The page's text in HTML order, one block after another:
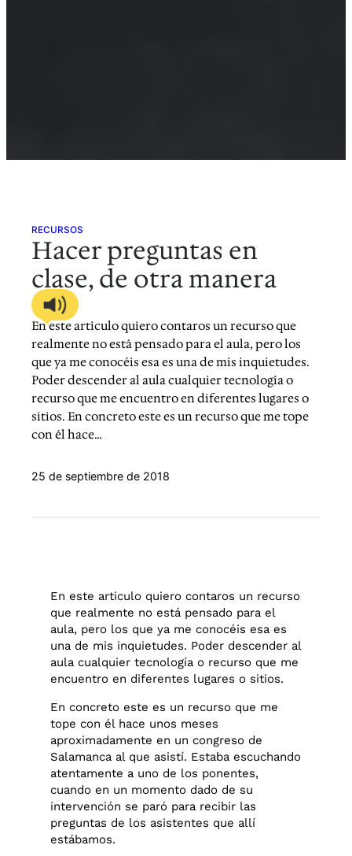
RECURSOS
Hacer preguntas en
clase, de otra manera
En este articulo quiero contaros un recurso que
realmente no está pensado para el aula, pero los
que ya me conocéis esa es una de mis inquietudes.
Poder descender al aula cualquier tecnología o
recurso que me encuentro en diferentes lugares o
sitios. En concreto este es un recurso que me tope
con él hace…
25 de septiembre de 2018
En este articulo quiero contaros un recurso
que realmente no está pensado para el
aula, pero los que ya me conocéis esa es
una de mis inquietudes. Poder descender al
aula cualquier tecnología o recurso que me
encuentro en diferentes lugares o sitios.
En concreto este es un recurso que me
tope con él hace unos meses
aproximadamente en un congreso de
Salamanca al que asistí. Estaba escuchando
atentamente a uno de los ponentes,
cuando en un momento dado de su
intervención se paró para recibir las
preguntas de los asistentes que allí
estábamos.